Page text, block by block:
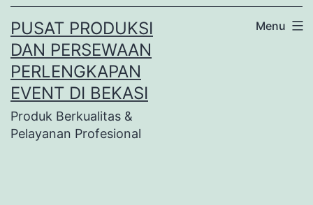
PUSAT PRODUKSI
DAN PERSEWAAN
PERLENGKAPAN
EVENT DI BEKASI
Produk Berkualitas &
Pelayanan Profesional
Menu